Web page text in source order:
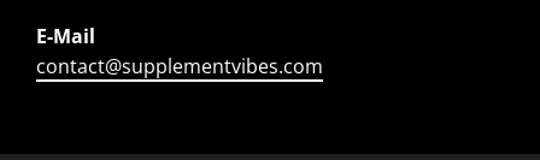
E-Mail
contact@supplementvibes.com